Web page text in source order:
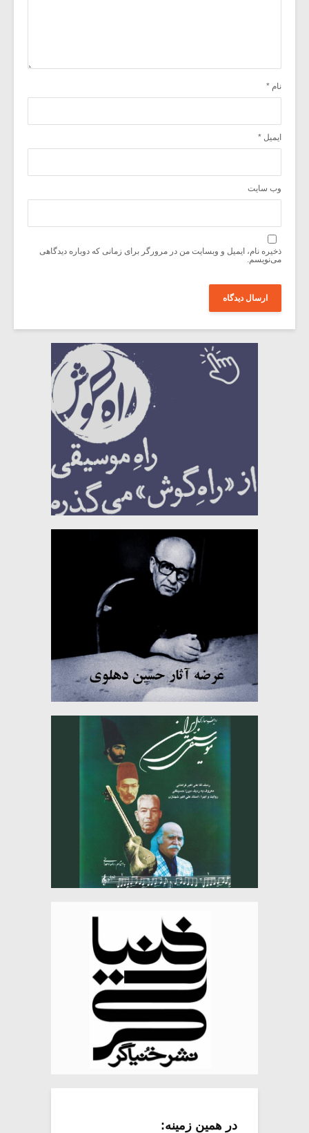
نام *
ایمیل *
وب‌ سایت
ذخیره نام، ایمیل و وبسایت من در مرورگر برای زمانی که دوباره دیدگاهی
می‌نویسم.
در همین زمینه: